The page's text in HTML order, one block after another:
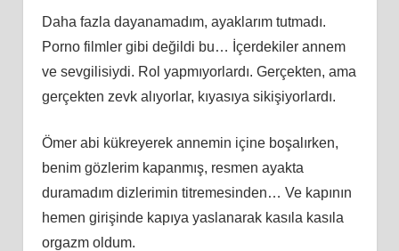
Daha fazla dayanamadım, ayaklarım tutmadı.
Porno filmler gibi değildi bu… İçerdekiler annem
ve sevgilisiydi. Rol yapmıyorlardı. Gerçekten, ama
gerçekten zevk alıyorlar, kıyasıya sikişiyorlardı.
Ömer abi kükreyerek annemin içine boşalırken,
benim gözlerim kapanmış, resmen ayakta
duramadım dizlerimin titremesinden… Ve kapının
hemen girişinde kapıya yaslanarak kasıla kasıla
orgazm oldum.